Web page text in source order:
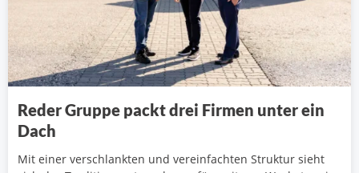
Reder Gruppe packt drei Firmen unter ein
Dach
Mit einer verschlankten und vereinfachten Struktur sieht